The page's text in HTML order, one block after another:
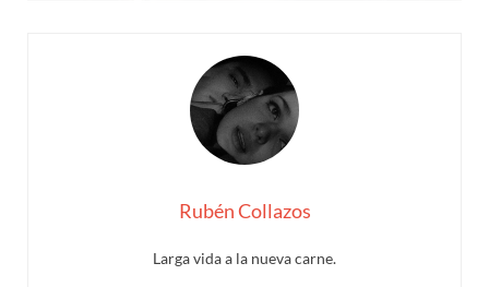
Rubén Collazos
Larga vida a la nueva carne.